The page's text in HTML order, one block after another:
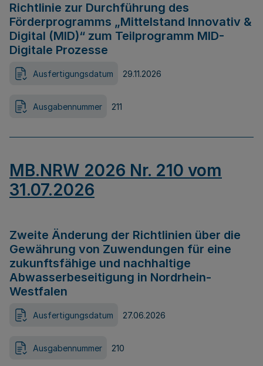
Richtlinie zur Durchführung des
Förderprogramms „Mittelstand Innovativ &
Digital (MID)“ zum Teilprogramm MID-
Digitale Prozesse
Ausfertigungsdatum 29.11.2026
Ausgabennummer 211
MB.NRW 2026 Nr. 210 vom
31.07.2026
Zweite Änderung der Richtlinien über die
Gewährung von Zuwendungen für eine
zukunftsfähige und nachhaltige
Abwasserbeseitigung in Nordrhein-
Westfalen
Ausfertigungsdatum 27.06.2026
Ausgabennummer 210